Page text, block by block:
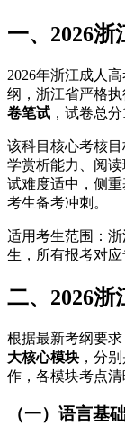
一、2026
2026年浙江成人
纲，浙江省严格
卷笔试 ，试卷总分
该科目核心考核
学赏析能力、阅
试难度适中，侧
考生备考冲刺。
适用考生范围：
生，所有报考对应
二、2026
根据最新考纲要
大核心模块 ，分
作，各模块考点
（一）语言基